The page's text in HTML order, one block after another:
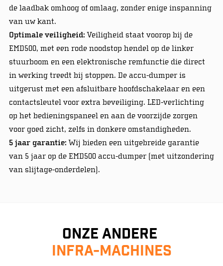
de laadbak omhoog of omlaag, zonder enige inspanning
van uw kant.
Optimale veiligheid: Veiligheid staat voorop bij de
EMD500, met een rode noodstop hendel op de linker
stuurboom en een elektronische remfunctie die direct
in werking treedt bij stoppen. De accu-dumper is
uitgerust met een afsluitbare hoofdschakelaar en een
contactsleutel voor extra beveiliging. LED-verlichting
op het bedieningspaneel en aan de voorzijde zorgen
voor goed zicht, zelfs in donkere omstandigheden.
5 jaar garantie: Wij bieden een uitgebreide garantie
van 5 jaar op de EMD500 accu-dumper (met uitzondering
van slijtage-onderdelen).
Onze andere
infra-machines